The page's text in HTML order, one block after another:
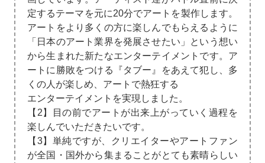
定するテーマを元に20分でアートを製作します。
アートをより多くの方に楽しんでもらえるように
「日本のアート業界を発展させたい」という想い
から生まれた新たなエンターテイメントです。ア
ートに勝敗をつける『タブー』をあえて犯し、多
くの人が楽しめ、アートで熱狂する
エンターテイメントを実現しました。
【2】目の前でアートが出来上がっていく過程を
楽しんでいただきたいです。
【3】単純ですが、クリエイターやアートファン
が全国・国外から集まることがとても素晴らしい